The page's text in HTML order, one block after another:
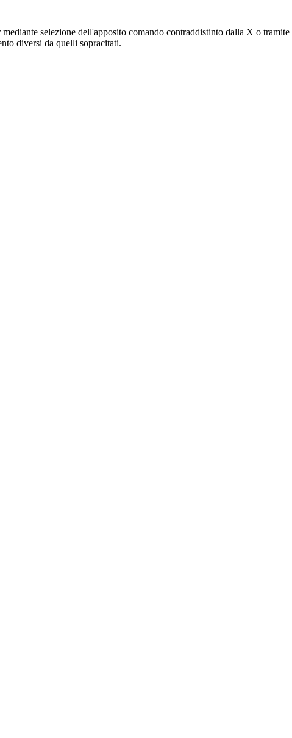
selezione dell'apposito comando contraddistinto dalla X o
diversi da quelli sopracitati.